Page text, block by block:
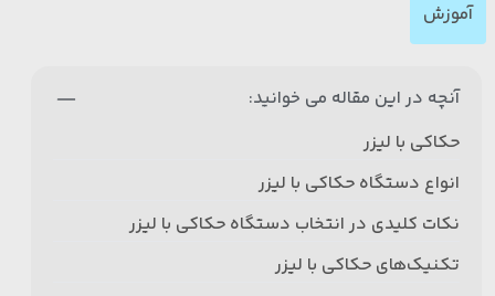
دانلود
آموزش
آنچه در این مقاله می خوانید:
حکاکی با لیزر
انواع دستگاه‌ حکاکی با لیزر
نکات کلیدی در انتخاب دستگاه حکاکی با لیزر
تکنیک‌های حکاکی با لیزر